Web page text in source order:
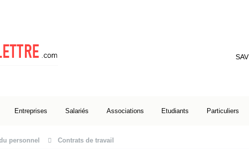
SAV
Entreprises Salariés Associations Etudiants Particuliers
personnel Contrats de travail